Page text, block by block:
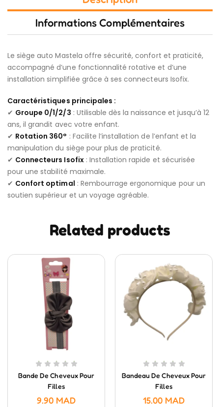
Informations Complémentaires
Le siège auto Mastela offre sécurité, confort et praticité,
accompagné d’une fonctionnalité rotative et d’une
installation simplifiée grâce à ses connecteurs Isofix.
Caractéristiques principales :
✔ Groupe 0/1/2/3 : Utilisable dès la naissance et jusqu’à 12
ans, il grandit avec votre enfant.
✔ Rotation 360° : Facilite l’installation de l’enfant et la
manipulation du siège pour plus de praticité.
✔ Connecteurs Isofix: Installation rapide et sécurisée
pour une stabilité maximale.
✔ Confort optimal : Rembourrage ergonomique pour un
soutien supérieur et un voyage agréable.
Related products
Bande De Cheveux Pour
Filles
9.90 MAD
Bandeau De Cheveux Pour
Filles
15.00 MAD